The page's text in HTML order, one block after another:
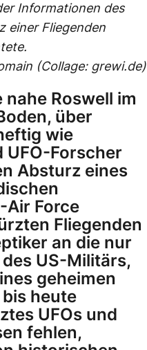
Informationen des
einer Fliegenden
(Collage: grewi.de)
Roswell im
über
wie
Forscher
Absturz eines
Air Force
Fliegenden
an die nur
US-Militärs,
geheimen
heute
UFOs und
fehlen,